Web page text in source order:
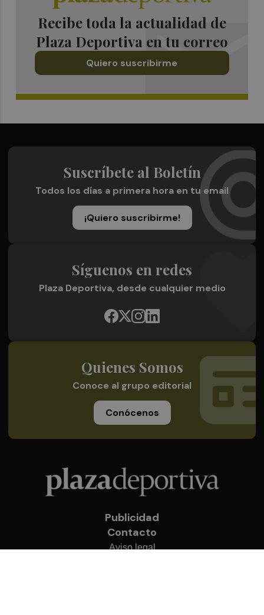
Recibe toda la actualidad de
Plaza Deportiva en tu correo
Quiero suscribirme
Suscríbete al Boletín
Todos los días a primera hora en tu email
¡Quiero suscribirme!
Síguenos en redes
Plaza Deportiva, desde cualquier medio
Quienes Somos
Conoce al grupo editorial
Conócenos
Publicidad
Contacto
Aviso legal